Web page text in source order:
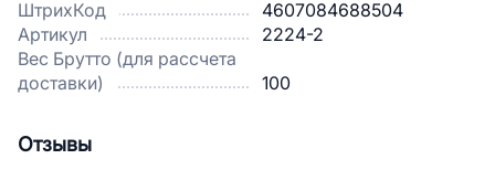
ШтрихКод
4607084688504
Артикул
2224-2
Вес Брутто (для рассчета
доставки)
100
Отзывы